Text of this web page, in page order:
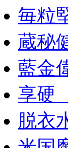
毎粒
蔵秘
藍金
享硬
脱衣